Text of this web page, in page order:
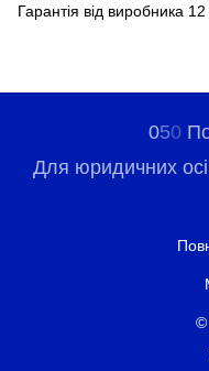
Гарантія від виробника 12
050
Для юридичних
©